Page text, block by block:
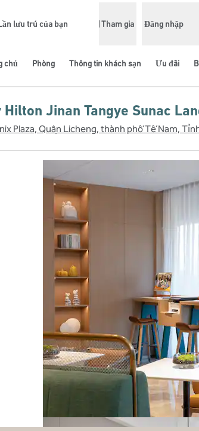
lưu trú của bạn Tham gia Đăng nhập
chủ Phòng Thông tin khách sạn Ưu đãi
Jinan Tangye Sunac
Plaza, Quận Licheng, thành phố Tế Nam,